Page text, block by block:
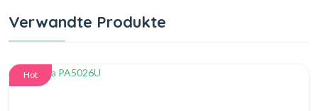
Verwandte Produkte
Hot